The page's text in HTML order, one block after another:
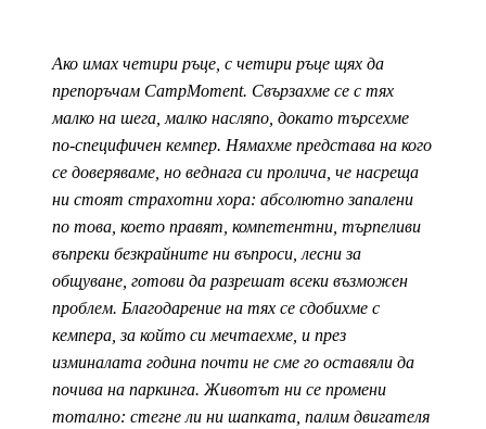
Ако имах четири ръце, с четири ръце щях да
препоръчам CampMoment. Свързахме се с тях
малко на шега, малко насляпо, докато търсехме
по-специфичен кемпер. Нямахме представа на кого
се доверяваме, но веднага си пролича, че насреща
ни стоят страхотни хора: абсолютно запалени
по това, което правят, компетентни, търпеливи
въпреки безкрайните ни въпроси, лесни за
общуване, готови да разрешат всеки възможен
проблем. Благодарение на тях се сдобихме с
кемпера, за който си мечтаехме, и през
изминалата година почти не сме го оставяли да
почива на паркинга. Животът ни се промени
тотално: стегне ли ни шапката, палим двигателя